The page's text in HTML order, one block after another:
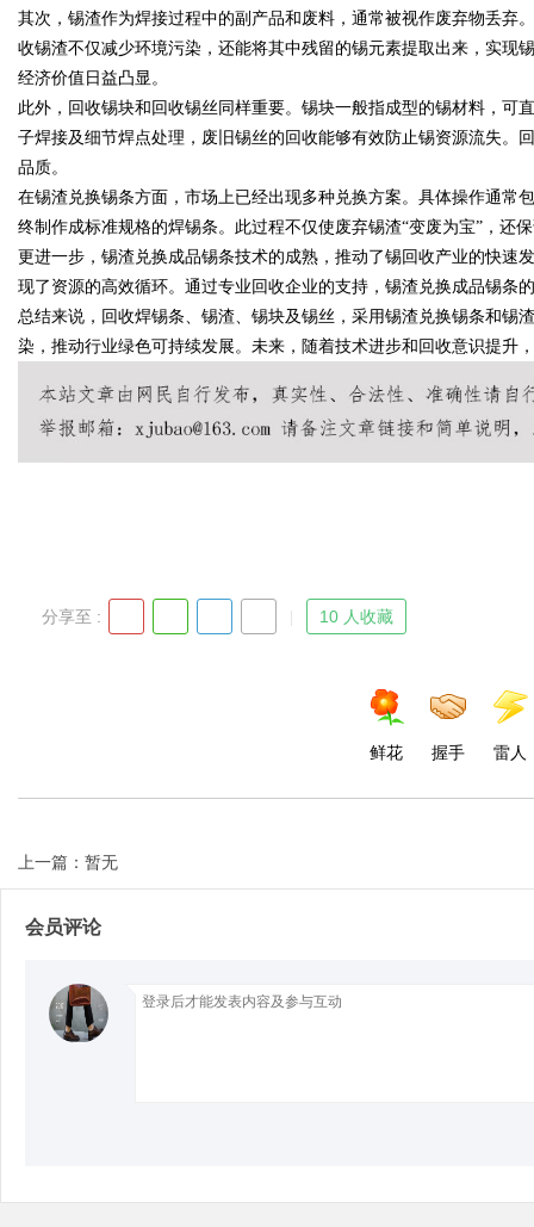
!
d
其次，锡渣作为焊接过程中的副产品和废料，通常被视作废弃物丢弃
收锡渣不仅减少环境污染，还能将其中残留的锡元素提取出来，实现
经济价值日益凸显。
此外，回收锡块和回收锡丝同样重要。锡块一般指成型的锡材料，可
子焊接及细节焊点处理，废旧锡丝的回收能够有效防止锡资源流失。
品质。
在锡渣兑换锡条方面，市场上已经出现多种兑换方案。具体操作通常
终制作成标准规格的焊锡条。此过程不仅使废弃锡渣“变废为宝”，还
更进一步，锡渣兑换成品锡条技术的成熟，推动了锡回收产业的快速
现了资源的高效循环。通过专业回收企业的支持，锡渣兑换成品锡条
总结来说，回收焊锡条、锡渣、锡块及锡丝，采用锡渣兑换锡条和锡
染，推动行业绿色可持续发展。未来，随着技术进步和回收意识提升
分享至 : 10 人收藏
鲜花 握手 雷人
上一篇：暂无
会员评论